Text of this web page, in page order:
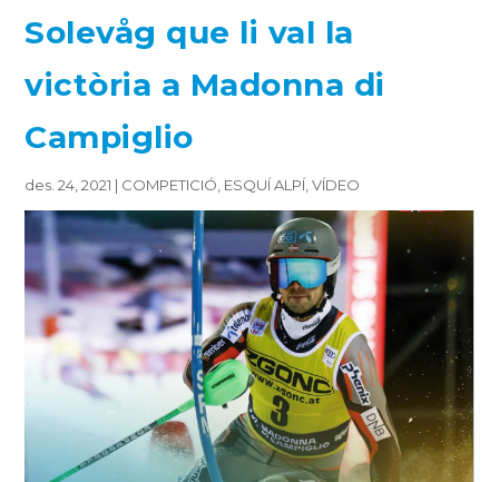
Solevåg que li val la
victòria a Madonna di
Campiglio
des. 24, 2021 | COMPETICIÓ ESQUÍ ALPÍ ,VÍDEO